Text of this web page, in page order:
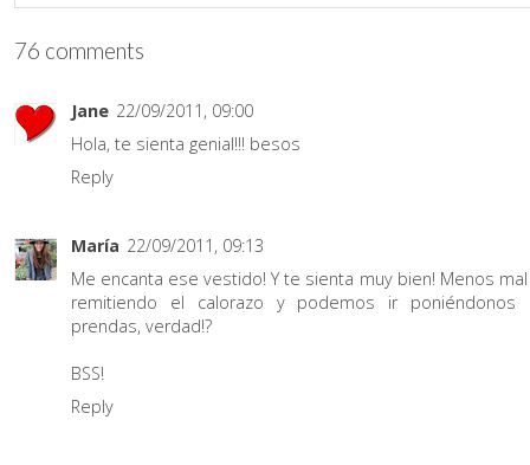
76 comments
Jane 22/09/2011, 09:00
Hola, te sienta genial!!! besos
Reply
María 22/09/2011, 09:13
Me encanta ese vestido! Y te sienta muy bien! Menos
remitiendo el calorazo y podemos ir poniéndonos
prendas, verdad!?
BSS!
Reply